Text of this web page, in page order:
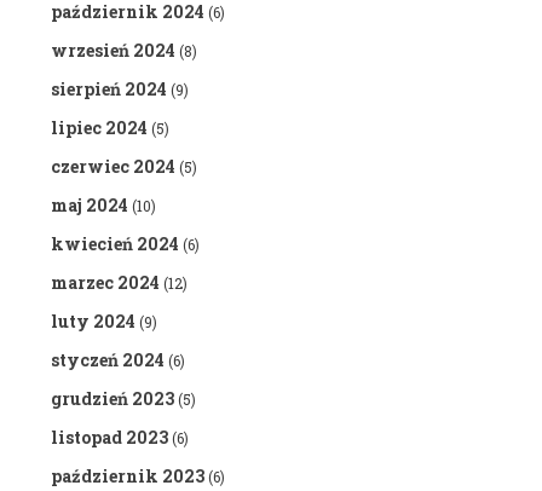
październik 2024 (6)
wrzesień 2024 (8)
sierpień 2024 (9)
lipiec 2024 (5)
czerwiec 2024 (5)
maj 2024 (10)
kwiecień 2024 (6)
marzec 2024 (12)
luty 2024 (9)
styczeń 2024 (6)
grudzień 2023(5)
listopad 2023(6)
październik 2023(6)